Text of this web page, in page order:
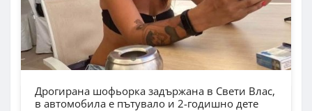
Дрогирана шофьорка задържана в Свети Влас,
в автомобила е пътувало и 2-годишно дете